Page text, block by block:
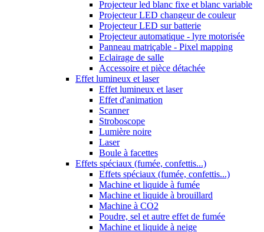
Projecteur led blanc fixe et blanc variable
Projecteur LED changeur de couleur
Projecteur LED sur batterie
Projecteur automatique - lyre motorisée
Panneau matriçable - Pixel mapping
Eclairage de salle
Accessoire et pièce détachée
Effet lumineux et laser
Effet lumineux et laser
Effet d'animation
Scanner
Stroboscope
Lumière noire
Laser
Boule à facettes
Effets spéciaux (fumée, confettis...)
Effets spéciaux (fumée, confettis...)
Machine et liquide à fumée
Machine et liquide à brouillard
Machine à CO2
Poudre, sel et autre effet de fumée
Machine et liquide à neige